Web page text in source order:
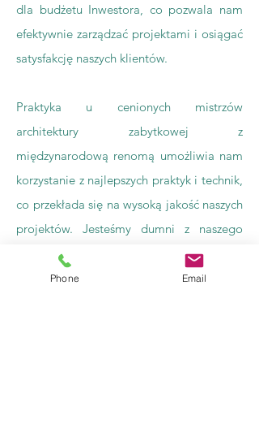
dla budżetu Inwestora, co pozwala nam
efektywnie zarządzać projektami i osiągać
satysfakcję naszych klientów.
Praktyka u cenionych mistrzów
architektury zabytkowej z
międzynarodową renomą umożliwia nam
korzystanie z najlepszych praktyk i technik,
co przekłada się na wysoką jakość naszych
projektów. Jesteśmy dumni z naszego
wkładu w zachowanie dziedzictwa
kulturowego i tworzenia harmonijnych,
Phone Email